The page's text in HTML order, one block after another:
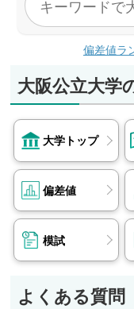
偏差値ラ
大阪公立大学
大学トップ
偏差値
模試
よくある質問